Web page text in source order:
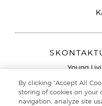
Young
9727
By clicking “Accept All
storing of cookies on your
navigation, analyze site